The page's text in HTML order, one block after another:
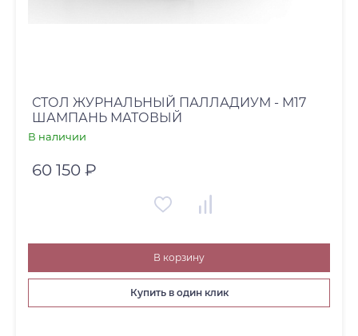
СТОЛ ЖУРНАЛЬНЫЙ ПАЛЛАДИУМ - М17
ШАМПАНЬ МАТОВЫЙ
В наличии
60 150 ₽
В корзину
Купить в один клик